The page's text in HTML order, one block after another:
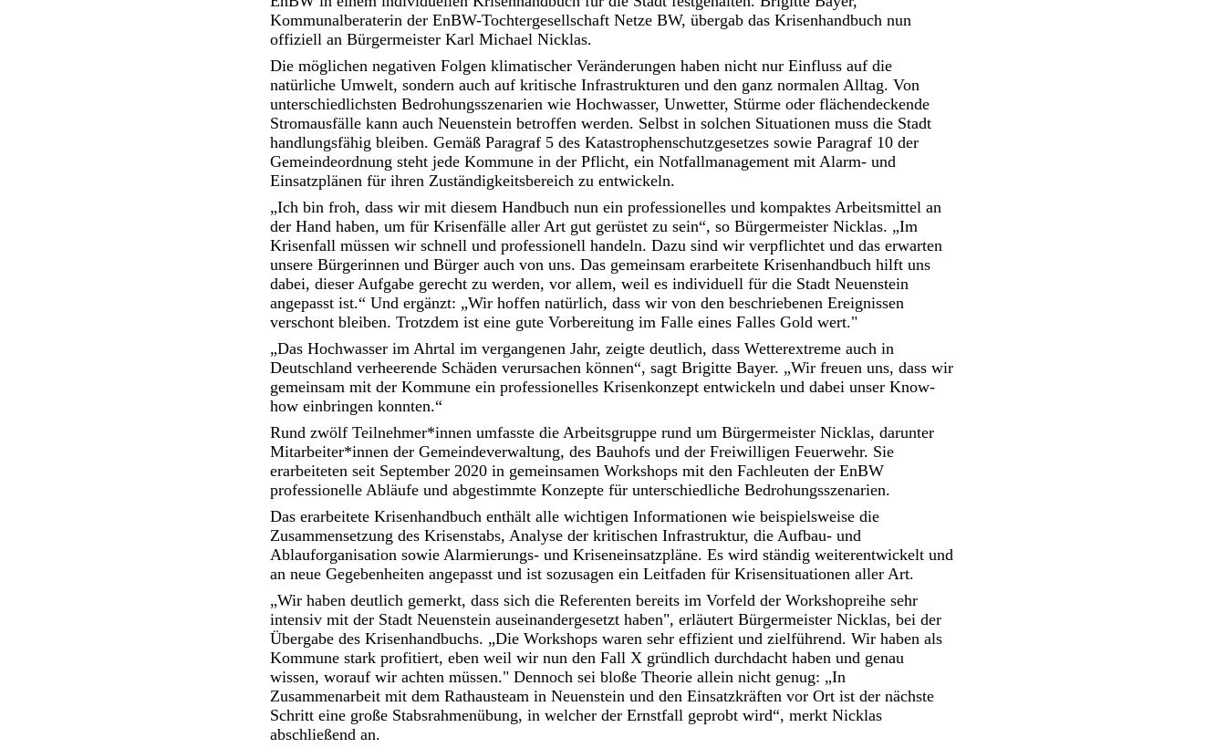
Kommunalberaterin der EnBW-Tochtergesellschaft Netze BW, übergab das Krisenhandbuch nun
offiziell an Bürgermeister Karl Michael Nicklas.
Die möglichen negativen Folgen klimatischer Veränderungen haben nicht nur Einfluss auf die
natürliche Umwelt, sondern auch auf kritische Infrastrukturen und den ganz normalen Alltag. Von
unterschiedlichsten Bedrohungsszenarien wie Hochwasser, Unwetter, Stürme oder flächendeckende
Stromausfälle kann auch Neuenstein betroffen werden. Selbst in solchen Situationen muss die Stadt
handlungsfähig bleiben. Gemäß Paragraf 5 des Katastrophenschutzgesetzes sowie Paragraf 10 der
Gemeindeordnung steht jede Kommune in der Pflicht, ein Notfallmanagement mit Alarm- und
Einsatzplänen für ihren Zuständigkeitsbereich zu entwickeln.
„Ich bin froh, dass wir mit diesem Handbuch nun ein professionelles und kompaktes Arbeitsmittel an
der Hand haben, um für Krisenfälle aller Art gut gerüstet zu sein“, so Bürgermeister Nicklas. „Im
Krisenfall müssen wir schnell und professionell handeln. Dazu sind wir verpflichtet und das erwarten
unsere Bürgerinnen und Bürger auch von uns. Das gemeinsam erarbeitete Krisenhandbuch hilft uns
dabei, dieser Aufgabe gerecht zu werden, vor allem, weil es individuell für die Stadt Neuenstein
angepasst ist.“ Und ergänzt: „Wir hoffen natürlich, dass wir von den beschriebenen Ereignissen
verschont bleiben. Trotzdem ist eine gute Vorbereitung im Falle eines Falles Gold wert."
„Das Hochwasser im Ahrtal im vergangenen Jahr, zeigte deutlich, dass Wetterextreme auch in
Deutschland verheerende Schäden verursachen können“, sagt Brigitte Bayer. „Wir freuen uns, dass wir
gemeinsam mit der Kommune ein professionelles Krisenkonzept entwickeln und dabei unser Know-
how einbringen konnten.“
Rund zwölf Teilnehmer*innen umfasste die Arbeitsgruppe rund um Bürgermeister Nicklas, darunter
Mitarbeiter*innen der Gemeindeverwaltung, des Bauhofs und der Freiwilligen Feuerwehr. Sie
erarbeiteten seit September 2020 in gemeinsamen Workshops mit den Fachleuten der EnBW
professionelle Abläufe und abgestimmte Konzepte für unterschiedliche Bedrohungsszenarien.
Das erarbeitete Krisenhandbuch enthält alle wichtigen Informationen wie beispielsweise die
Zusammensetzung des Krisenstabs, Analyse der kritischen Infrastruktur, die Aufbau- und
Ablauforganisation sowie Alarmierungs- und Kriseneinsatzpläne. Es wird ständig weiterentwickelt und
an neue Gegebenheiten angepasst und ist sozusagen ein Leitfaden für Krisensituationen aller Art.
„Wir haben deutlich gemerkt, dass sich die Referenten bereits im Vorfeld der Workshopreihe sehr
intensiv mit der Stadt Neuenstein auseinandergesetzt haben", erläutert Bürgermeister Nicklas, bei der
Übergabe des Krisenhandbuchs. „Die Workshops waren sehr effizient und zielführend. Wir haben als
Kommune stark profitiert, eben weil wir nun den Fall X gründlich durchdacht haben und genau
wissen, worauf wir achten müssen." Dennoch sei bloße Theorie allein nicht genug: „In
Zusammenarbeit mit dem Rathausteam in Neuenstein und den Einsatzkräften vor Ort ist der nächste
Schritt eine große Stabsrahmenübung, in welcher der Ernstfall geprobt wird“, merkt Nicklas
abschließend an.